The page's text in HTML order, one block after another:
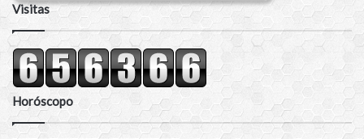
Visitas
Horóscopo